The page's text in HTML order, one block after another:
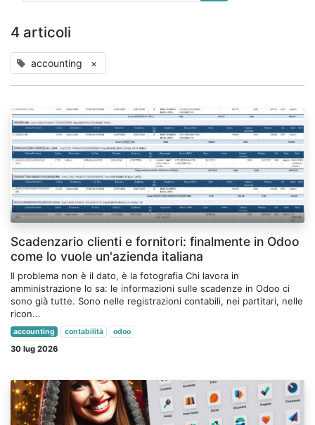
4 articoli
accounting ×
Scadenzario clienti e fornitori: finalmente in Odoo
come lo vuole un'azienda italiana
Il problema non è il dato, è la fotografia Chi lavora in
amministrazione lo sa: le informazioni sulle scadenze in Odoo ci
sono già tutte. Sono nelle registrazioni contabili, nei partitari, nelle
ricon...
accounting contabilità odoo
30 lug 2026